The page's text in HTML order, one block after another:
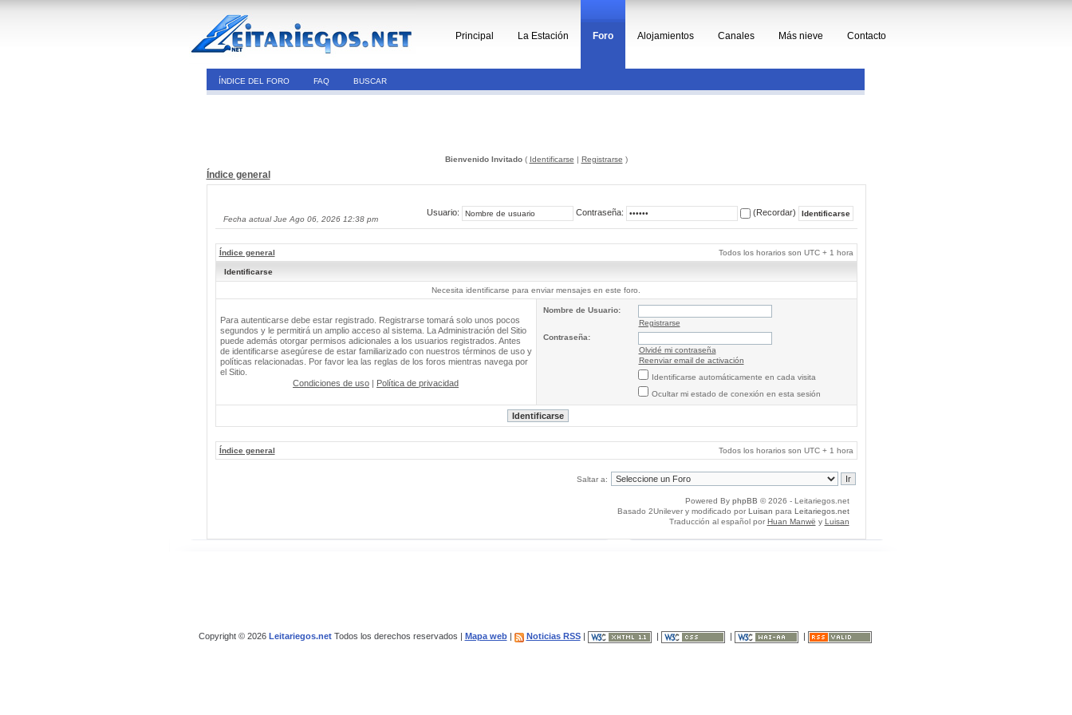
Principal La Estación Foro Alojamientos Canales Más nieve Contacto
ÍNDICE DEL FORO FAQ BUSCAR
Bienvenido Invitado( Identificarse | Registrarse )
Índice general
Fecha actual Jue Ago 06, 2026 12:38 pm
Usuario: Contraseña: (Recordar)
Índice general Todos los horarios son UTC + 1 hora
Identificarse
Necesita identificarse para enviar mensajes en este foro.
Para autenticarse debe estar registrado. Registrarse tomará solo unos pocos
segundos y le permitirá un amplio acceso al sistema. La Administración del Sitio
puede además otorgar permisos adicionales a los usuarios registrados. Antes
de identificarse asegúrese de estar familiarizado con nuestros términos de uso y
políticas relacionadas. Por favor lea las reglas de los foros mientras navega por
el Sitio.
Condiciones de uso | Política de privacidad
Nombre de Usuario:
Registrarse
Contraseña:
Olvidé mi contraseña
Reenviar email de activación
Identificarse automáticamente en cada visita
Ocultar mi estado de conexión en esta sesión
Índice general Todos los horarios son UTC + 1 hora
Saltar a:
Powered By phpBB © 2026 - Leitariegos.net
Basado 2Unilever y modificado por Luisan para Leitariegos.net
Traducción al español por Huan Manwë y Luisan
Copyright © 2026 Leitariegos.netTodos los derechos reservados | Mapa web| Noticias RSS|